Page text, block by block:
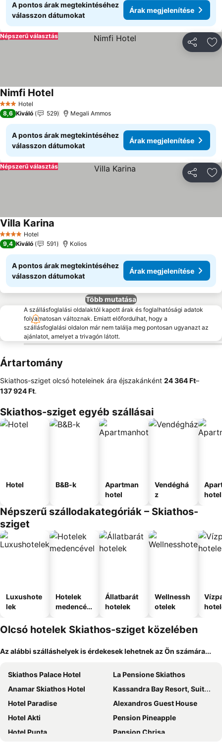
A pontos árak megtekintéséhez
válasszon dátumokat
Árak megjelenítése
Népszerű választás
3 Kategória
Hotel
Nimfi Hotel
8,6 Kiváló 529 Megali Ammos
A pontos árak megtekintéséhez
válasszon dátumokat
Árak megjelenítése
Népszerű választás
4 KategóriaHotel
Villa Karina
9,4 Kiváló 591 Kolios
A pontos árak megtekintéséhez
válasszon dátumokat
Árak megjelenítése
Több mutatása
A szállásfoglalási oldalaktól kapott árak és foglalhatósági adatok
folyamatosan változnak. Emiatt előfordulhat, hogy a
szállásfoglalási oldalon már nem találja meg pontosan ugyanazt az
ajánlatot, amelyet a trivagón látott.
Ártartomány
Skiathos-sziget olcsó hoteleinek ára éjszakánként ‎24 364 Ft–
137 924 Ft.
Skiathos-sziget egyéb szállásai
Hotel B&B-k
Apartman
hotel
Vendéghá
z
hotel
Népszerű szállodakategóriák – Skiathos-
sziget
Luxushote
lek
Hotelek
medencév
Állatbarát
hotelek
Wellnessh
otelek
Olcsó hotelek Skiathos-sziget közelében
Az alábbi szálláshelyek is érdekesek lehetnek az Ön számára...
Skiathos Palace Hotel
La Pensione Skiathos
Anamar Skiathos Hotel
Kassandra Bay Resort, Suites & Spa
Hotel Paradise
Alexandros Guest House
Hotel Akti
Pension Pineapple
Hotel Punta
Pansion Chrisa